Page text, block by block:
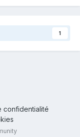
1
confidentialité